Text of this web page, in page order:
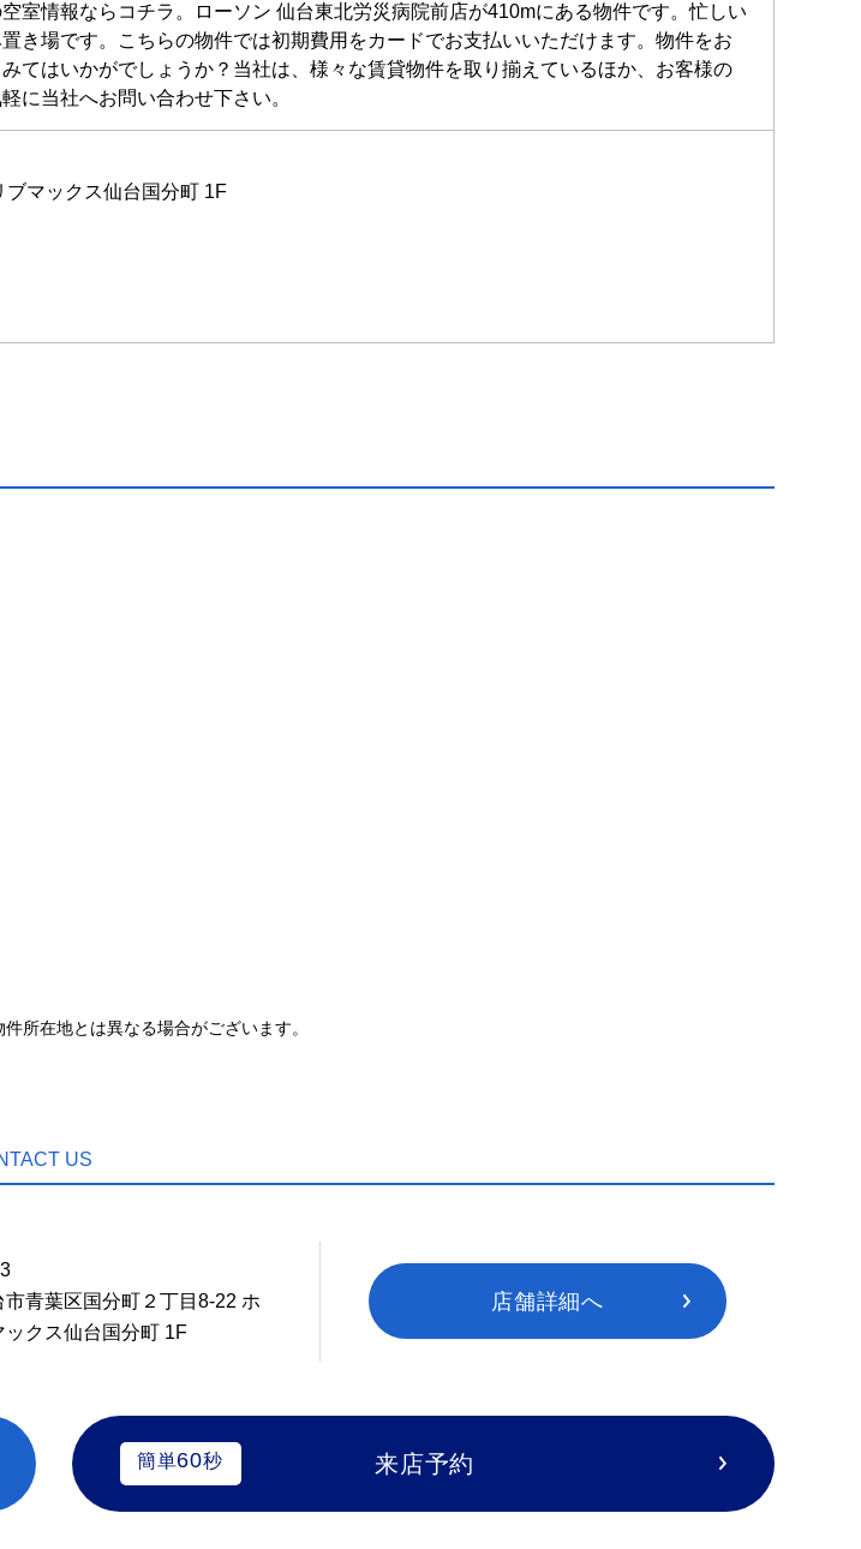
室情報ならコチラ。ローソン 仙台東北労災病院前店が410mにある物件です。忙しい
き場です。こちらの物件では初期費用をカードでお支払いいただけます。物件をお
てはいかがでしょうか？当社は、様々な賃貸物件を取り揃えているほか、お客様の
に当社へお問い合わせ下さい。
マックス仙台国分町 1F
所在地とは異なる場合がございます。
US
市青葉区国分町２丁目8-22 ホ
ックス仙台国分町 1F
店舗詳細へ
簡単60秒 来店予約